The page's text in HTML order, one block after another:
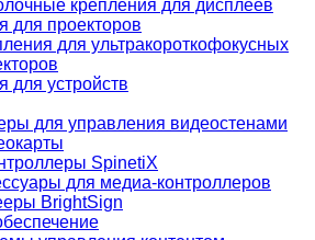
крепления для дисплеев
для проекторов
для ультракороткофокусных
для устройств
для управления видеостенами
SpinetiX
для медиа-контроллеров
BrightSign